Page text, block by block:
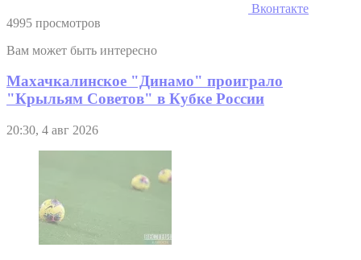
Вконтакте
4995 просмотров
Вам может быть интересно
Махачкалинское "Динамо" проиграло
"Крыльям Советов" в Кубке России
20:30, 4 авг 2026